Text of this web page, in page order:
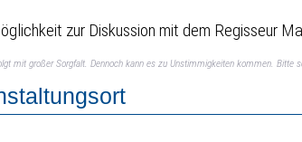
zur Diskussion mit dem Regisseur
mit großer Sorgfalt. Dennoch kann es zu Unstimmigkeiten kommen.